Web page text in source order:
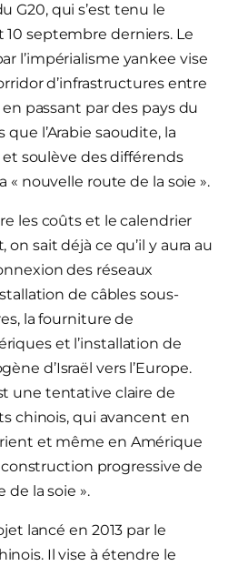
G20, qui s’est tenu le
septembre derniers. Le
l’impérialisme yankee vise
d’infrastructures entre
en passant par des pays du
l’Arabie saoudite, la
et soulève des différends
« nouvelle route de la soie ».
les coûts et le calendrier
sait déjà ce qu’il y aura au
des réseaux
de câbles sous-
la fourniture de
et l’installation de
d’Israël vers l’Europe.
une tentative claire de
chinois, qui avancent en
et même en Amérique
construction progressive de
de la soie ».
lancé en 2013 par le
Il vise à étendre le